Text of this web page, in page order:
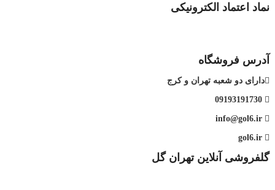
نماد اعتماد الکترونیکی
آدرس فروشگاه
دارای دو شعبه تهران و کرج
گلفروشی آنلاین تهران گل